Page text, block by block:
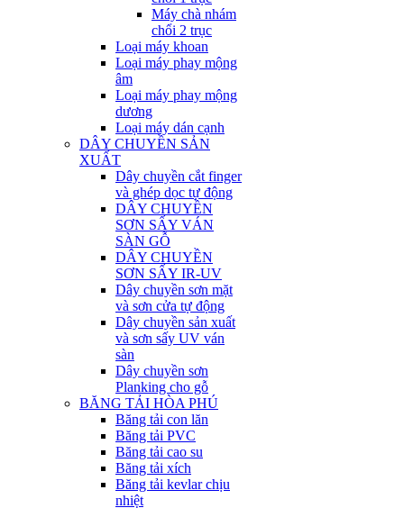
Máy chà nhám
chổi 2 trục
Loại máy khoan
Loại máy phay mộng
âm
Loại máy phay mộng
dương
Loại máy dán cạnh
DÂY CHUYỀN SẢN
XUẤT
Dây chuyền cắt finger
và ghép dọc tự động
DÂY CHUYỀN
SƠN SẤY VÁN
SÀN GỖ
DÂY CHUYỀN
SƠN SẤY IR-UV
Dây chuyền sơn mặt
và sơn cửa tự động
Dây chuyền sản xuất
và sơn sấy UV ván
sàn
Dây chuyền sơn
Planking cho gỗ
BĂNG TẢI HÒA PHÚ
Băng tải con lăn
Băng tải PVC
Băng tải cao su
Băng tải xích
Băng tải kevlar chịu
nhiệt